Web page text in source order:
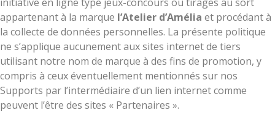
appartenant à la marque l’Atelier d’Amélia et procédant à
la collecte de données personnelles. La présente politique
ne s’applique aucunement aux sites internet de tiers
utilisant notre nom de marque à des fins de promotion, y
compris à ceux éventuellement mentionnés sur nos
Supports par l’intermédiaire d’un lien internet comme
peuvent l’être des sites « Partenaires ».